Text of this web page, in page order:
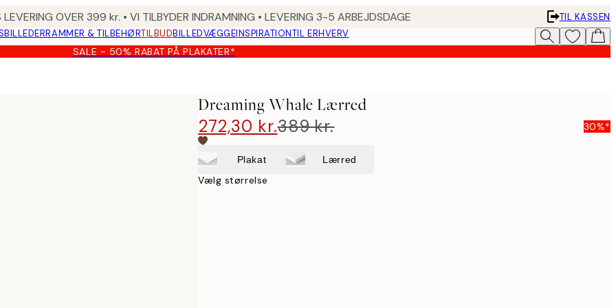
LEVERING OVER 399 kr. • VI TILBYDER INDRAMNING • LEVERING 3-5 ARBEJDSDAGE
TIL KASSEN
RAMMER & TILBEHØRTILBUDBILLEDVÆGGEINSPIRATIONTIL ERHVERV
SALE - 50% RABAT PÅ PLAKATER*
Dreaming Whale Lærred
272,30 kr.389 kr. 30%*
Plakat Lærred
Vælg størrelse